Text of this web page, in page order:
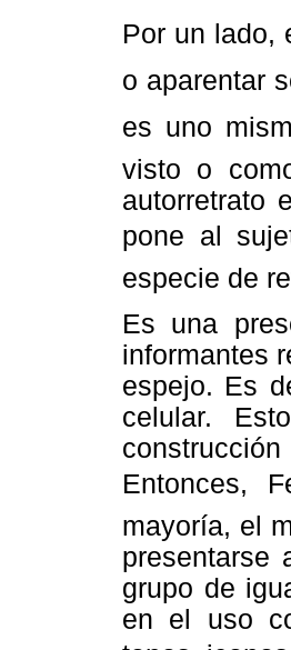
Por un lado,
o aparentar
es uno
visto o
autorretrato
pone al
especie de
Es una
informantes
espejo. Es
celular.
Entonces,
mayoría, el
presentarse
grupo de
en el uso